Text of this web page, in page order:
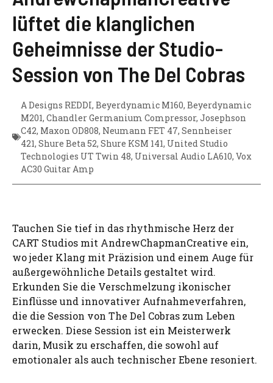
lüftet die klanglichen
Geheimnisse der Studio-
Session von The Del Cobras
A Designs REDDI, Beyerdynamic M160, Beyerdynamic
M201, Chandler Germanium Compressor, Josephson
C42, Maxon OD808, Neumann FET 47, Sennheiser
421, Shure Beta 52, Shure KSM 141, United Studio
Technologies UT Twin 48, Universal Audio LA610, Vox
AC30 Guitar Amp
Tauchen Sie tief in das rhythmische Herz der
CART Studios mit AndrewChapmanCreative ein,
wo jeder Klang mit Präzision und einem Auge für
außergewöhnliche Details gestaltet wird.
Erkunden Sie die Verschmelzung ikonischer
Einflüsse und innovativer Aufnahmeverfahren,
die die Session von The Del Cobras zum Leben
erwecken. Diese Session ist ein Meisterwerk
darin, Musik zu erschaffen, die sowohl auf
emotionaler als auch technischer Ebene resoniert.